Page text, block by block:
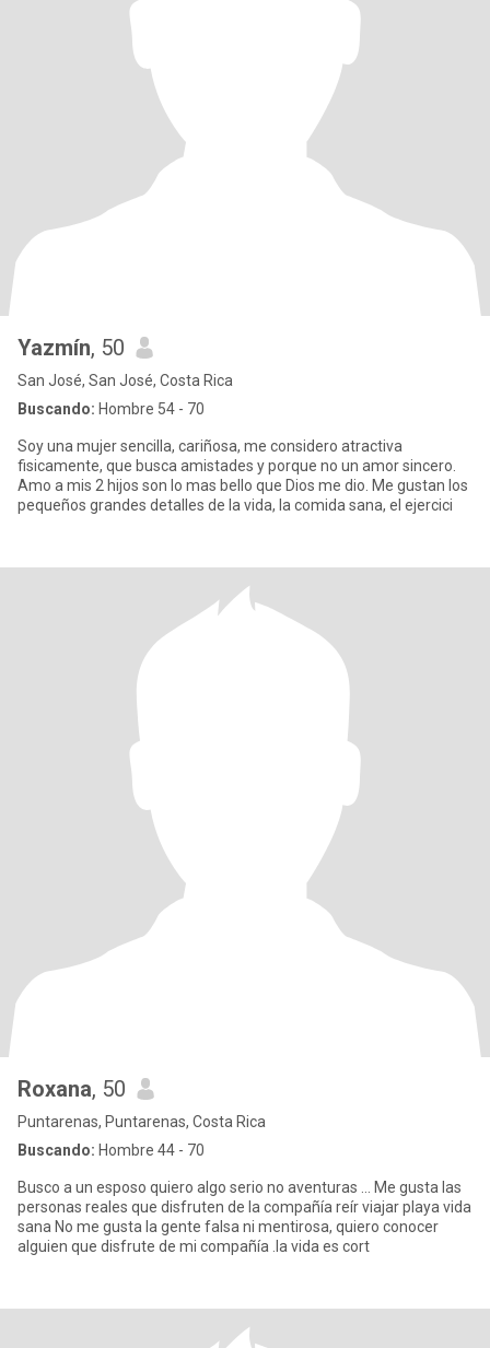
Yazmín, 50
San José, San José, Costa Rica
Buscando: Hombre 54 - 70
Soy una mujer sencilla, cariñosa, me considero atractiva
fisicamente, que busca amistades y porque no un amor sincero.
Amo a mis 2 hijos son lo mas bello que Dios me dio. Me gustan los
pequeños grandes detalles de la vida, la comida sana, el ejercici
Roxana, 50
Puntarenas, Puntarenas, Costa Rica
Buscando: Hombre 44 - 70
Busco a un esposo quiero algo serio no aventuras ... Me gusta las
personas reales que disfruten de la compañía reír viajar playa vida
sana No me gusta la gente falsa ni mentirosa, quiero conocer
alguien que disfrute de mi compañía .la vida es cort